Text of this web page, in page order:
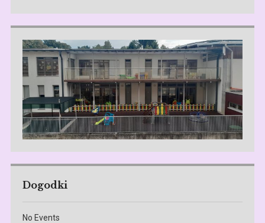
Dogodki
No Events